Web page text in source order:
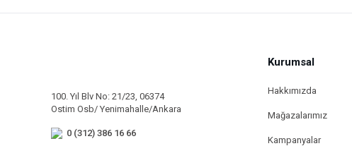
100. Yıl Blv No: 21/23, 06374
Ostim Osb/ Yenimahalle/Ankara
0 (312) 386 16 66
Kurumsal
Hakkımızda
Mağazalarımız
Kampanyalar